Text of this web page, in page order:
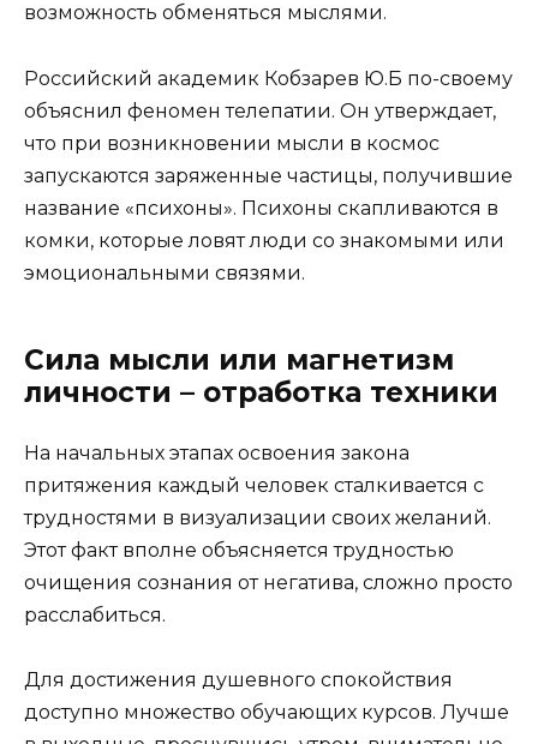
возможность обменяться мыслями.
Российский академик Кобзарев Ю.Б по-своему
объяснил феномен телепатии. Он утверждает,
что при возникновении мысли в космос
запускаются заряженные частицы, получившие
название «психоны». Психоны скапливаются в
комки, которые ловят люди со знакомыми или
эмоциональными связями.
Сила мысли или магнетизм
личности – отработка техники
На начальных этапах освоения закона
притяжения каждый человек сталкивается с
трудностями в визуализации своих желаний.
Этот факт вполне объясняется трудностью
очищения сознания от негатива, сложно просто
расслабиться.
Для достижения душевного спокойствия
доступно множество обучающих курсов. Лучше